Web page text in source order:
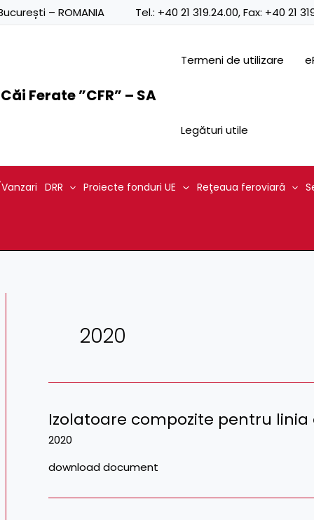
– ROMANIA Tel.: +40 21 319.24.00, Fax: +40 21
Ferate ”CFR” – SA
Termeni de utilizare
Legături utile
DRR Proiecte fonduri UE Reţeaua feroviară
2020
Izolatoare compozite pentru
2020
download document
Posts